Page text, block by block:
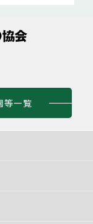
等一覧